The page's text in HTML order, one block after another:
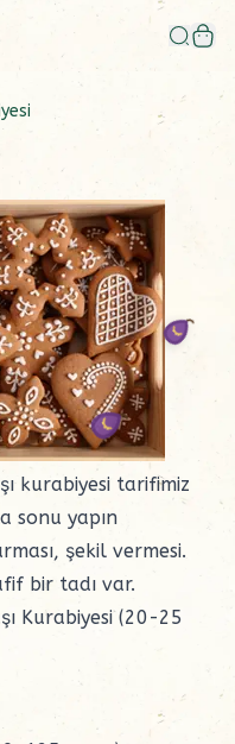
kurabiyesi tarifimiz
sonu yapın
şekil vermesi.
bir tadı var.
Kurabiyesi (20-25